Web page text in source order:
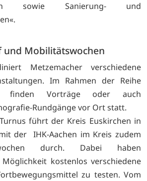
sowie Sanierung- und
und Mobilitätswochen
Metzemacher verschiedene
Im Rahmen der Reihe
finden Vorträge oder auch
Rundgänge vor Ort statt.
führt der Kreis Euskirchen in
der IHK-Aachen im Kreis zudem
durch. Dabei haben
kostenlos verschiedene
zu testen. Vom